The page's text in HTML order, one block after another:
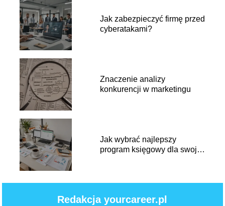
Jak zabezpieczyć firmę przed
cyberatakami?
Znaczenie analizy
konkurencji w marketingu
Jak wybrać najlepszy
program księgowy dla swojej
Redakcja yourcareer.pl